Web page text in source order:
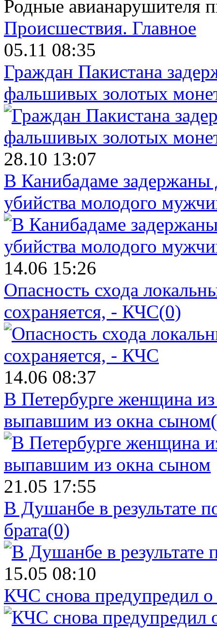
Родные авианарушителя
Происшествия. Главное
05.11 08:35
Граждан Пакистана
фальшивых золотых
28.10 13:07
В Канибадаме задержаны
убийства молодого
14.06 15:26
Опасность схода
сохраняется, - КЧС(0)
14.06 08:37
В Петербурге женщина
выпавшим из окна сыном
21.05 17:55
В Душанбе в результате
брата(0)
15.05 08:10
КЧС снова предупредил